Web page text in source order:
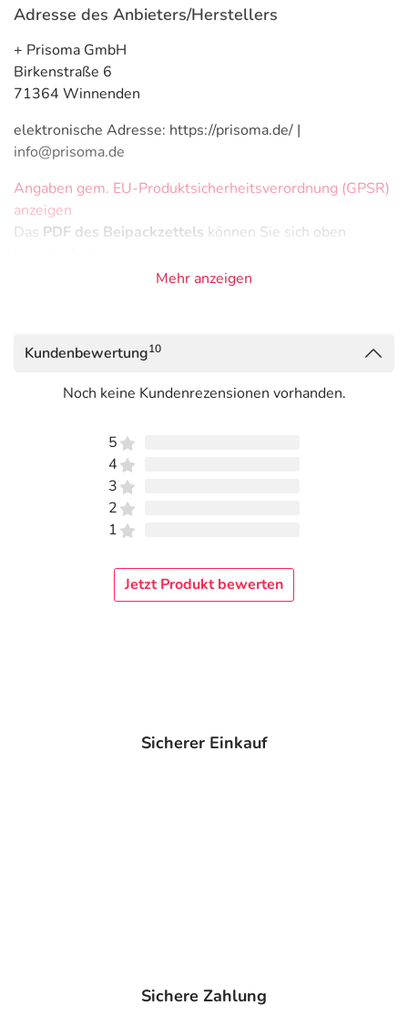
Adresse des Anbieters/Herstellers
+ Prisoma GmbH
Birkenstraße 6
71364 Winnenden
elektronische Adresse: https://prisoma.de/ |
info@prisoma.de
Angaben gem. EU-Produktsicherheitsverordnung (GPSR)
anzeigen
Das PDF des Beipackzettels können Sie sich oben
Mehr anzeigen
Kundenbewertung10
Noch keine Kundenrezensionen vorhanden.
5
4
3
2
1
Jetzt Produkt bewerten
Sicherer Einkauf
Sichere Zahlung